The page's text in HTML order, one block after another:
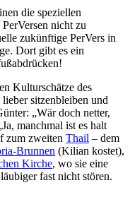
die speziellen
nicht zu
zukünftige PerVers in
Dort gibt es ein
Kulturschätze des
sitzenbleiben und
„Wär doch netter,
manchmal ist es halt
zum zweiten Thail – dem
Brunnen (Kilian kostet),
Kirche, wo sie eine
fast nicht stören.